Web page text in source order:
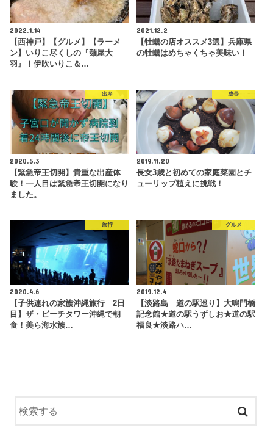
2022.1.14
【西神戸】【グルメ】【ラーメ
ン】いりこ尽くしの『麺屋大
羽』！伊吹いりこ＆…
2021.12.2
【牡蠣の店オススメ3選】兵庫県
の牡蠣はめちゃくちゃ美味い！
出産
2020.5.3
【緊急帝王切開】貴重な出産体
験！一人目は緊急帝王切開になり
ました。
成長
2019.11.20
長女3歳と初めての家庭菜園とチ
ューリップ植えに挑戦！
旅行
2020.4.6
【子供連れの家族沖縄旅行 2日
目】ザ・ビーチタワー沖縄で朝
食！美ら海水族…
グルメ
2019.12.4
【淡路島 道の駅巡り】大鳴門橋
記念館★道の駅うずしお★道の駅
福良★淡路ハ…